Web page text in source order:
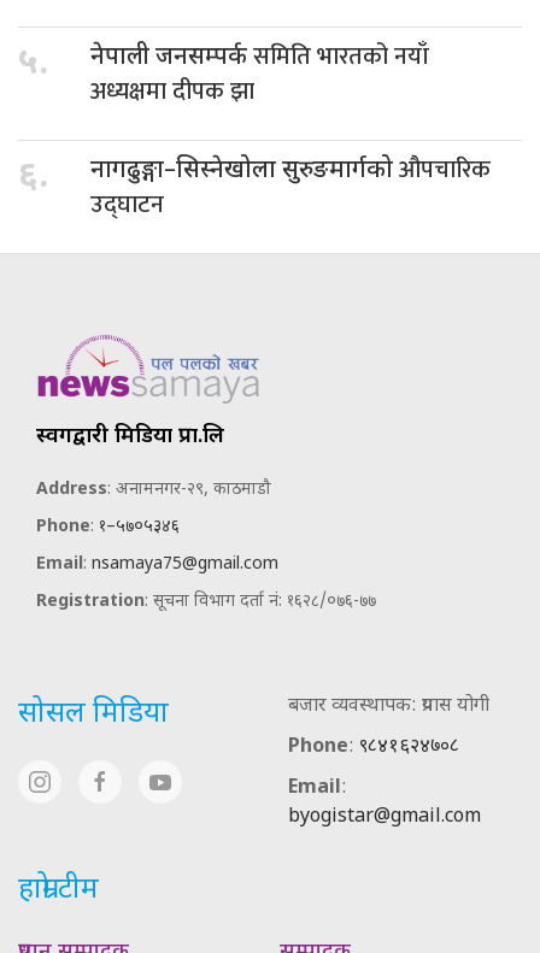
५. नेपाली जनसम्पर्कसमिति भारतको नयाँ
अध्यक्षमा दीपक झा
६. नागढुङ्गा–सिस्नेखोला सुरुङमार्गकोऔपचारिक
उद्घाटन
स्वर्गद्वारी मिडिया प्रा.लि
Address: अनामनगर-२९, काठमाडौ
Phone: १–५७०५३४६
Email: nsamaya75@gmail.com
Registration: सूचना विभाग दर्ता नं: १६२८/०७६-७७
सोसल मिडिया
बजार व्यवस्थापक: प्रयास योगी
Phone: ९८४१६२४७०८
Email:
byogistar@gmail.com
हाम्रो टीम